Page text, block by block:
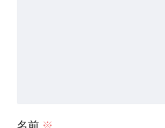
名前 ※